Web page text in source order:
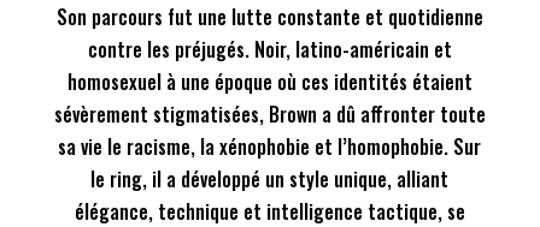
Son parcours fut une lutte constante et quotidienne
contre les préjugés. Noir, latino-américain et
homosexuel à une époque où ces identités étaient
sévèrement stigmatisées, Brown a dû affronter toute
sa vie le racisme, la xénophobie et l’homophobie. Sur
le ring, il a développé un style unique, alliant
élégance, technique et intelligence tactique, se